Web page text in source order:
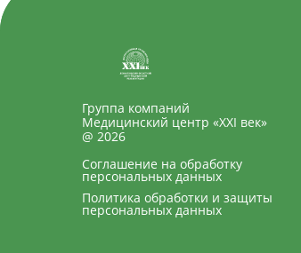
Группа компаний
Медицинский центр «XXI век»
@ 2026
Соглашение на обработку
персональных данных
Политика обработки и защиты
персональных данных